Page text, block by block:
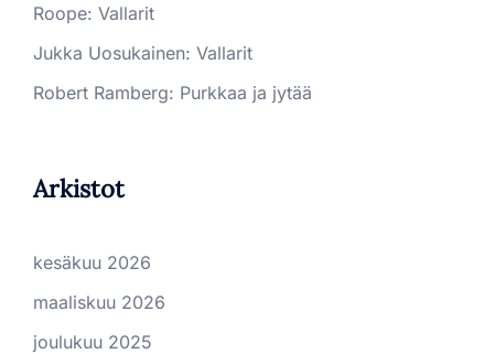
Roope: Vallarit
Jukka Uosukainen: Vallarit
Robert Ramberg: Purkkaa ja jytää
Arkistot
kesäkuu 2026
maaliskuu 2026
joulukuu 2025